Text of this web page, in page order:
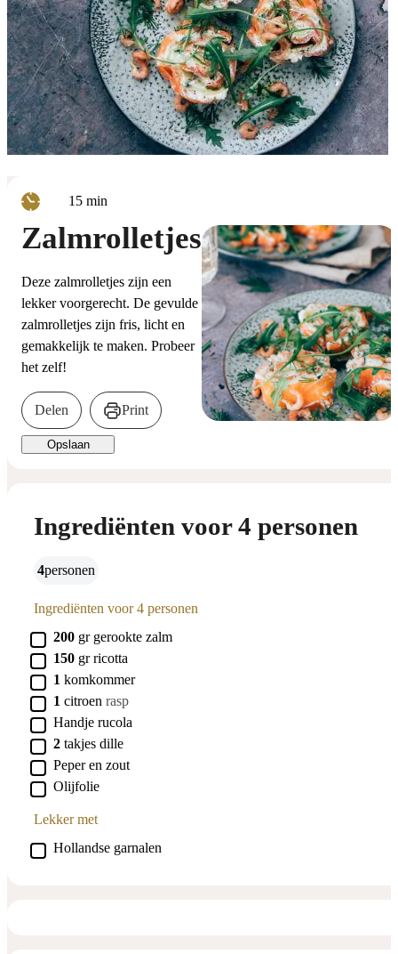
15minuten
min
Zalmrolletjes
Deze zalmrolletjes zijn een
lekker voorgerecht. De gevulde
zalmrolletjes zijn fris, licht en
gemakkelijk te maken. Probeer
het zelf!
Delen Print
Opslaan
Ingrediënten voor 4 personen
4 personen
Ingrediënten voor 4 personen
▢
200 gr gerookte zalm
▢
150 gr ricotta
▢
1 komkommer
▢
1 citroen rasp
▢
Handje rucola
▢
2 takjes dille
▢
Peper en zout
▢
Olijfolie
Lekker met
▢
Hollandse garnalen